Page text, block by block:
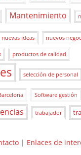
Mantenimiento
nuevas ideas nuevos
productos de calidad
selección de personal
Software gestión
trabajador
| Enlaces de